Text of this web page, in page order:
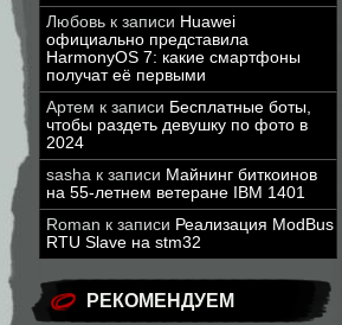
Любовь к записи Huawei
официально представила
HarmonyOS 7: какие смартфоны
получат её первыми
Артем к записи Бесплатные боты,
чтобы раздеть девушку по фото в
2024
sasha к записи Майнинг биткоинов
на 55-летнем ветеране IBM 1401
Roman к записи Реализация ModBus
RTU Slave на stm32
РЕКОМЕНДУЕМ